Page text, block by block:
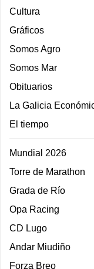
Cultura
Gráficos
Somos Agro
Somos Mar
Obituarios
La Galicia
El tiempo
Mundial 2026
Torre de Marathon
Grada de Río
Opa Racing
CD Lugo
Andar Miudiño
Forza Breo